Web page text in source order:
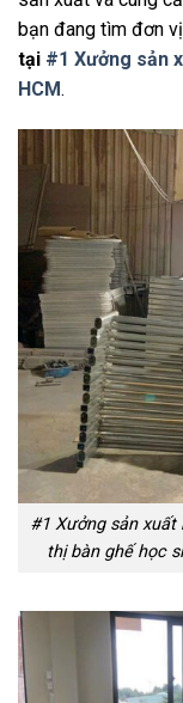
bạn đang tìm đơn
tại #1 Xưởng sản
HCM.
#1 Xưởng sản xuất
thị bàn ghế học